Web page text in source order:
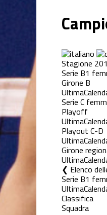
Stagione
Serie B1
Girone B
Ultima
Serie C
Playoff
Ultima
Playout C-D
Ultima
Girone
Ultima
Elenco
Serie B1
Ultima
Classifica
Squadra